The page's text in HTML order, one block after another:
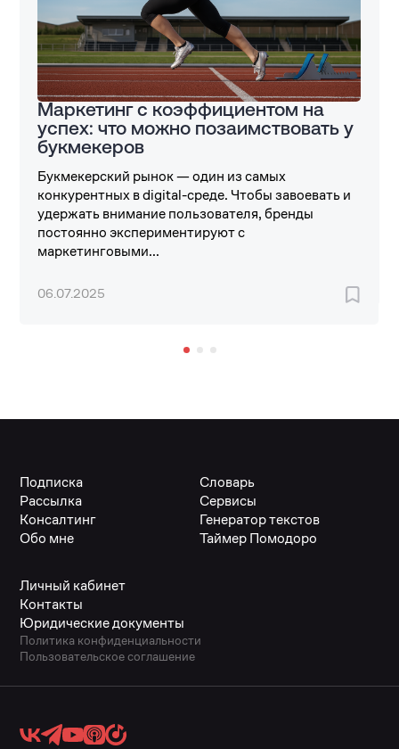
Маркетинг с коэффициентом на
успех: что можно позаимствовать у
букмекеров
Букмекерский рынок — один из самых
конкурентных в digital-среде. Чтобы завоевать и
удержать внимание пользователя, бренды
постоянно экспериментируют с
маркетинговыми...
06.07.2025
Подписка
Рассылка
Консалтинг
Обо мне
Словарь
Сервисы
Генератор текстов
Таймер Помодоро
Личный кабинет
Контакты
Юридические документы
Политика конфиденциальности
Пользовательское соглашение